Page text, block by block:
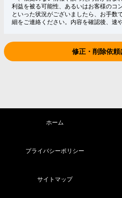
利益を被る可能性、あるいはお客様のコ
といった状況がございましたら、お手数
細をご連絡ください。内容を確認後、速
修正・削除依頼
ホーム
プライバシーポリシー
サイトマップ